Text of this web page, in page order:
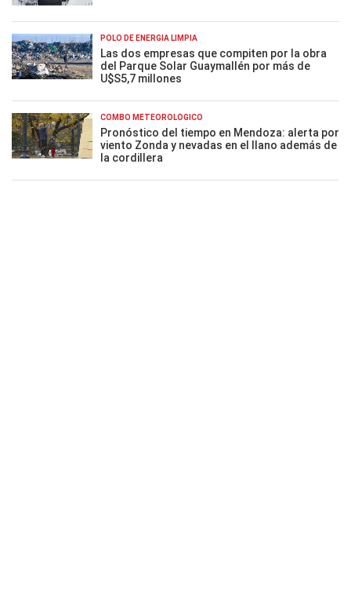
POLO DE ENERGÍA LIMPIA
Las dos empresas que compiten por la obra
del Parque Solar Guaymallén por más de
U$S5,7 millones
COMBO METEOROLÓGICO
Pronóstico del tiempo en Mendoza: alerta por
viento Zonda y nevadas en el llano además de
la cordillera